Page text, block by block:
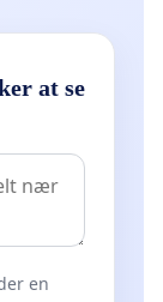
at se
en